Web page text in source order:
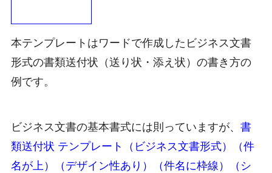
本テンプレートはワードで作成したビジネス文書
形式の書類送付状（送り状・添え状）の書き方の
例です。
ビジネス文書の基本書式には則っていますが、 書
類送付状 テンプレート（ビジネス文書形式）（件
名が上）（デザイン性あり）（件名に枠線）（シ